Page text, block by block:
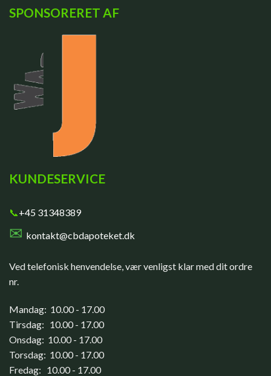
SPONSORERET AF
KUNDESERVICE
📞+45 31348389
✉ kontakt@cbdapoteket.dk
Ved telefonisk henvendelse, vær venligst klar med dit ordre
nr.
Mandag: 10.00 - 17.00
Tirsdag: 10.00 - 17.00
Onsdag: 10.00 - 17.00
Torsdag: 10.00 - 17.00
Fredag: 10.00 - 17.00